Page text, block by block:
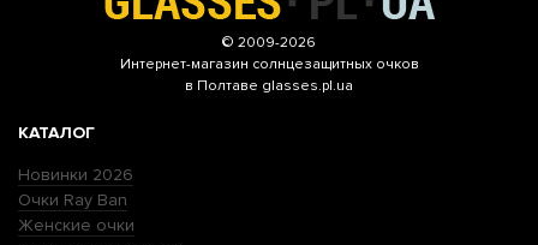
© 2009-2026
Интернет-магазин солнцезащитных очков
в Полтаве glasses.pl.ua
КАТАЛОГ
Новинки 2026
Очки Ray Ban
Женские очки